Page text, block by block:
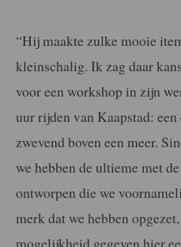
“Hij maakte zulke mooie
kleinschalig. Ik zag daar
voor een workshop in zijn
uur rijden van Kaapstad:
zwevend boven een meer.
we hebben de ultieme met
ontworpen die we
merk dat we hebben
mogelijkheid gegeven hier